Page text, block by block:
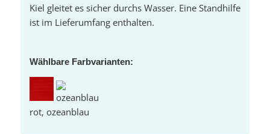
Kiel gleitet es sicher durchs Wasser. Eine Standhilfe
ist im Lieferumfang enthalten.
Wählbare Farbvarianten:
rot, ozeanblau